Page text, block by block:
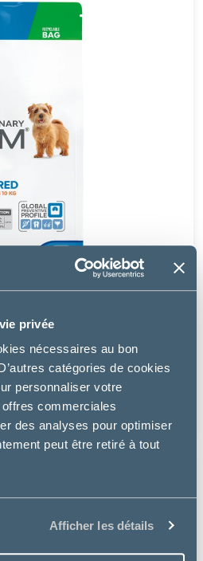
privée
nécessaires au bon
catégories de cookies
personnaliser votre
commerciales
des analyses pour optimiser
peut être retiré à tout
Afficher les détails
Virbac
SMALL & TOY - CHIEN
5.99€